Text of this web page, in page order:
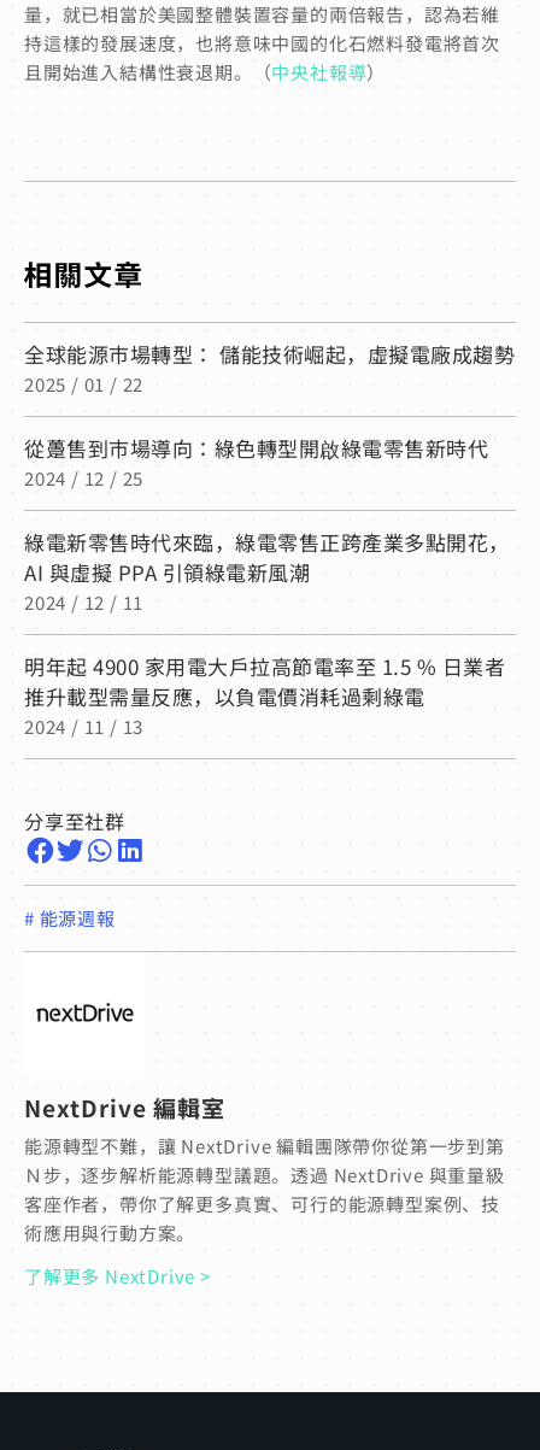
量，就已相當於美國整體裝置容量的兩倍報告，認為若維
持這樣的發展速度，也將意味中國的化石燃料發電將首次
且開始進入結構性衰退期。（中央社報導）
全球能源市場轉型： 儲能技術崛起，虛擬電廠成趨勢
2025 / 01 / 22
從躉售到市場導向：綠色轉型開啟綠電零售新時代
2024 / 12 / 25
綠電新零售時代來臨，綠電零售正跨產業多點開花，
AI 與虛擬 PPA 引領綠電新風潮
2024 / 12 / 11
明年起 4900 家用電大戶拉高節電率至 1.5 % 日業者
推升載型需量反應，以負電價消耗過剩綠電
2024 / 11 / 13
分享至社群
# 能源週報
NextDrive 編輯室
能源轉型不難，讓 NextDrive 編輯團隊帶你從第一步到第
Ｎ步，逐步解析能源轉型議題。透過 NextDrive 與重量級
客座作者，帶你了解更多真實、可行的能源轉型案例、技
術應用與行動方案。
了解更多 NextDrive >